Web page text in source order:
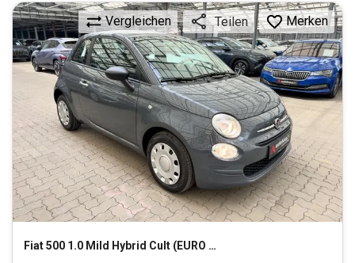
Fiat500 1.0 Mild Hybrid Cult (EURO 6d)
Vergleichen Teilen Merken